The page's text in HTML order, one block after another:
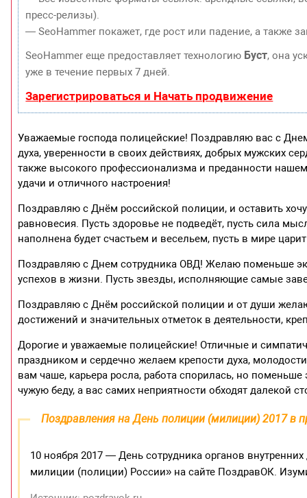
пресс-релизы).
— SeoHammer покажет, где рост или падение, а также
SeoHammer еще предоставляет технологию Буст, она
уже в течение первых 7 дней.
Зарегистрироваться и Начать продвижение
Уважаемые господа полицейские! Поздравляю вас с
духа, уверенности в своих действиях, добрых мужских
также высокого профессионализма и преданности
удачи и отличного настроения!
Поздравляю с Днём российской полиции, и оставить
равновесия. Пусть здоровье не подведёт, пусть сила
наполнена будет счастьем и весельем, пусть в мире
Поздравляю с Днем сотрудника ОВД! Желаю поменьше
успехов в жизни. Пусть звезды, исполняющие самые
Поздравляю с Днём российской полиции и от души
достижений и значительных отметок в деятельности,
Дорогие и уважаемые полицейские! Отличные и
праздником и сердечно желаем крепости духа,
вам чаше, карьера росла, работа спорилась, но
чужую беду, а вас самих неприятности обходят далекой
Поздравления на День полиции (милиции) 2017 в
10 ноября 2017 — День сотрудника органов
милиции (полиции) России» на сайте ПоздравОК.